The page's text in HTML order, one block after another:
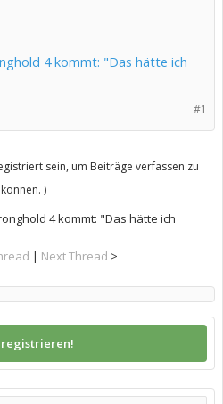
4 kommt: "Das hätte ich
#1
sein, um Beiträge verfassen zu
können. )
4 kommt: "Das hätte ich
| Next Thread >
registrieren!